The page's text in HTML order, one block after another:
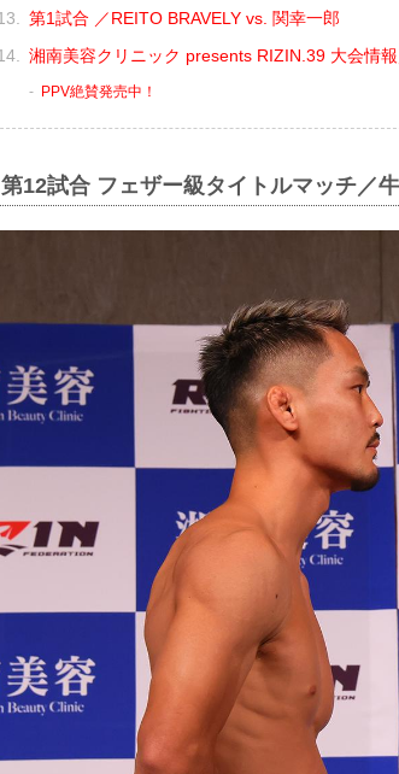
第1試合 ／REITO BRAVELY vs. 関幸一郎
湘南美容クリニック presents RIZIN.39 大会情
PPV絶賛発売中！
第12試合 フェザー級タイトルマッチ／